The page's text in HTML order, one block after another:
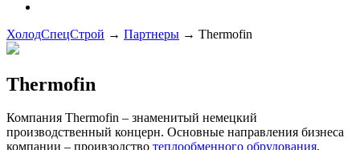
ХолодСпецСтрой → Партнеры → Thermofin
Thermofin
Компания Thermofin – знаменитый немецкий
производственный концерн. Основные направления бизнеса
компании – проивзодство теплообменного обрудования,